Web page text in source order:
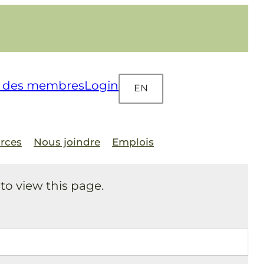
des membresLogin EN
Nous joindre Emplois
view this page.